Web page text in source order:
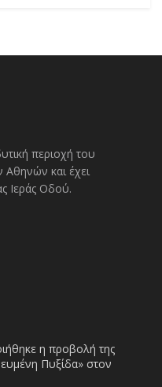
περιοχή του
και έχει
Ιεράς Οδού.
η προβολή της
Πυξίδα» στον